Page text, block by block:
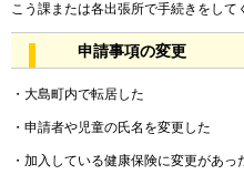
こう課または各出張所で手続きをして
申請事項の変更
・大島町内で転居した
・申請者や児童の氏名を変更した
・加入している健康保険に変更があっ